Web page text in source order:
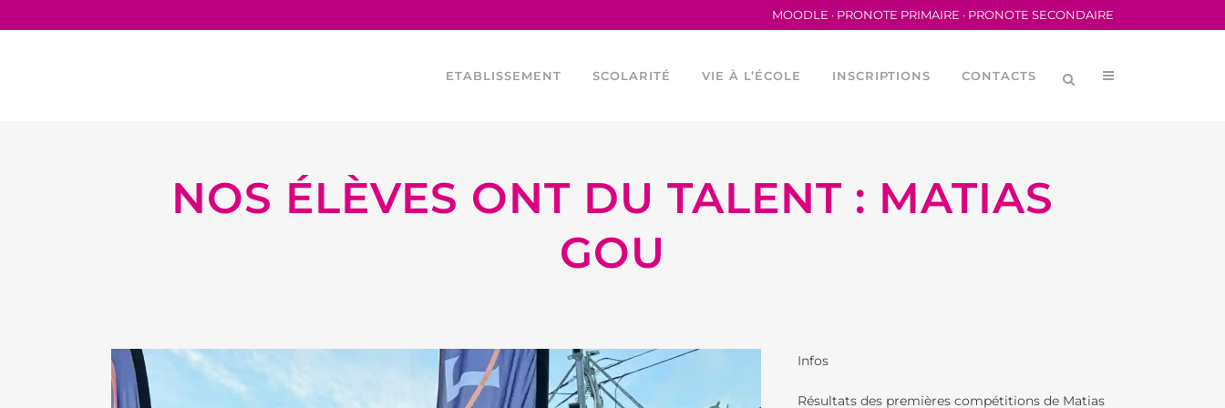
MOODLE · PRONOTE PRIMAIRE · PRONOTE SECONDAIRE
ETABLISSEMENT
TRAVAILLER AU LFB
ÉGALITÉ FEMMES –
HOMMES
SCOLARITÉ
LA MATERNELLE
LES PARCOURS LINGUISTIQUES
FOURNITURES ÉLÉMENTAIRE
VIE À L’ÉCOLE
HORAIRES
ASSOCIATION SPORTIVE SCOLAIRE
ASSOCIATIONS DES PARENTS
INSCRIPTIONS CONTACTS
NOS ÉLÈVES ONT DU TALENT : MATIAS
GOU
Infos
Résultats des premières compétitions de Matias